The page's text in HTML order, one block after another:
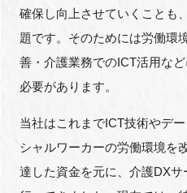
閉
確保し向上させていくことも
題です。そのためには労働環
善・介護業務でのICT活用な
必要があります。
当社はこれまでICT技術やデ
シャルワーカーの労働環境を
達した資金を元に、介護DX